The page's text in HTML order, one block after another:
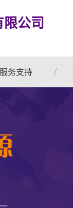
公司
服务支持